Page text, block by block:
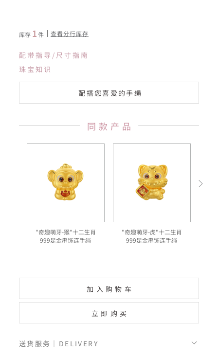
库存 1件 查看分行库存
配带指导/尺寸指南
珠宝知识
配搭您喜爱的手绳
同款产品
"奇趣萌牙-猴"十二生肖
999足金串饰连手绳
"奇趣萌牙-虎"十二生肖
999足金串饰连手绳
加入购物车
立即购买
送货服务｜DELIVERY